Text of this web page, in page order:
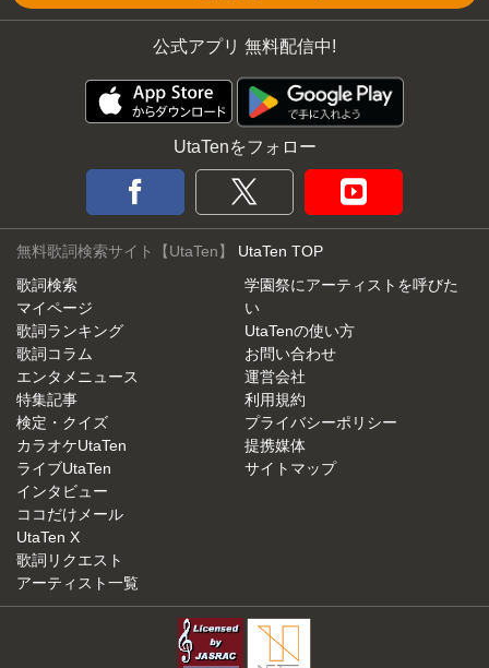
公式アプリ 無料配信中!
UtaTenをフォロー
無料歌詞検索サイト【UtaTen】 UtaTen TOP
歌詞検索
マイページ
歌詞ランキング
歌詞コラム
エンタメニュース
特集記事
検定・クイズ
カラオケUtaTen
ライブUtaTen
インタビュー
ココだけメール
UtaTen X
歌詞リクエスト
アーティスト一覧
学園祭にアーティストを呼びた
い
UtaTenの使い方
お問い合わせ
運営会社
利用規約
プライバシーポリシー
提携媒体
サイトマップ